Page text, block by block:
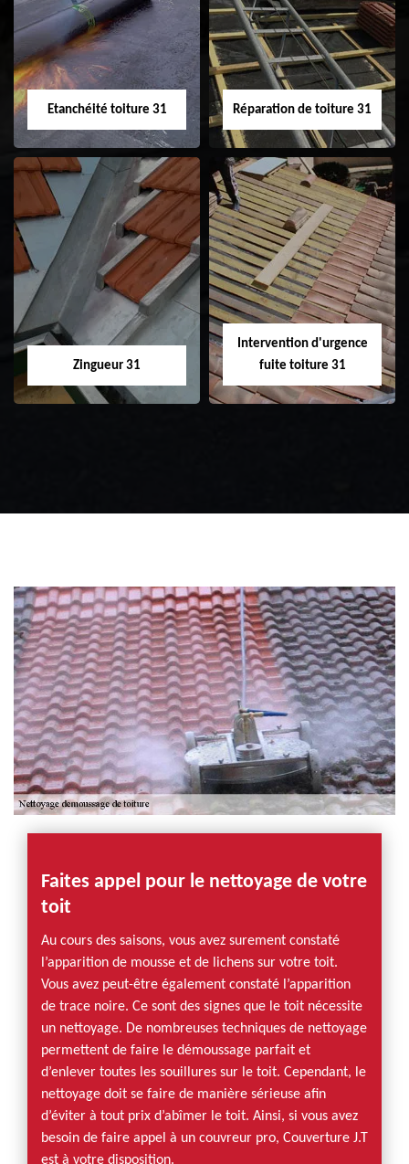
31
demoussage de
toiture 31
Etanchéité toiture 31
Etanchéité toiture
31
Réparation de toiture 31
Réparation de
toiture 31
Zingueur 31
Intervention d'urgence
fuite toiture 31
Faites appel pour le nettoyage de votre
toit
Au cours des saisons, vous avez surement constaté
l’apparition de mousse et de lichens sur votre toit.
Vous avez peut-être également constaté l’apparition
de trace noire. Ce sont des signes que le toit nécessite
un nettoyage. De nombreuses techniques de nettoyage
permettent de faire le démoussage parfait et
d’enlever toutes les souillures sur le toit. Cependant, le
nettoyage doit se faire de manière sérieuse afin
d’éviter à tout prix d’abîmer le toit. Ainsi, si vous avez
besoin de faire appel à un couvreur pro, Couverture J.T
est à votre disposition.